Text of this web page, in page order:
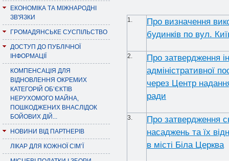
ЕКОНОМІКА ТА МІЖНАРОДНІ
ЗВ'ЯЗКИ
ГРОМАДЯНСЬКЕ СУСПІЛЬСТВО
ДОСТУП ДО ПУБЛІЧНОЇ
ІНФОРМАЦІЇ
КОМПЕНСАЦІЯ ДЛЯ
ВІДНОВЛЕННЯ ОКРЕМИХ
КАТЕГОРІЙ ОБ’ЄКТІВ
НЕРУХОМОГО МАЙНА,
ПОШКОДЖЕНИХ ВНАСЛІДОК
БОЙОВИХ ДІЙ...
НОВИНИ ВІД ПАРТНЕРІВ
ЛІКАР ДЛЯ КОЖНОЇ СІМ’Ї
1.
Про визначення
будинків по вул.
2.
Про затвердження
адміністративної
через Центр
ради
3.
Про затвердження
насаджень та їх
в місті Біла Церква